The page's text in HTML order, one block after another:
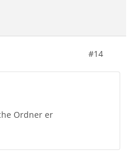
#14
Ordner er